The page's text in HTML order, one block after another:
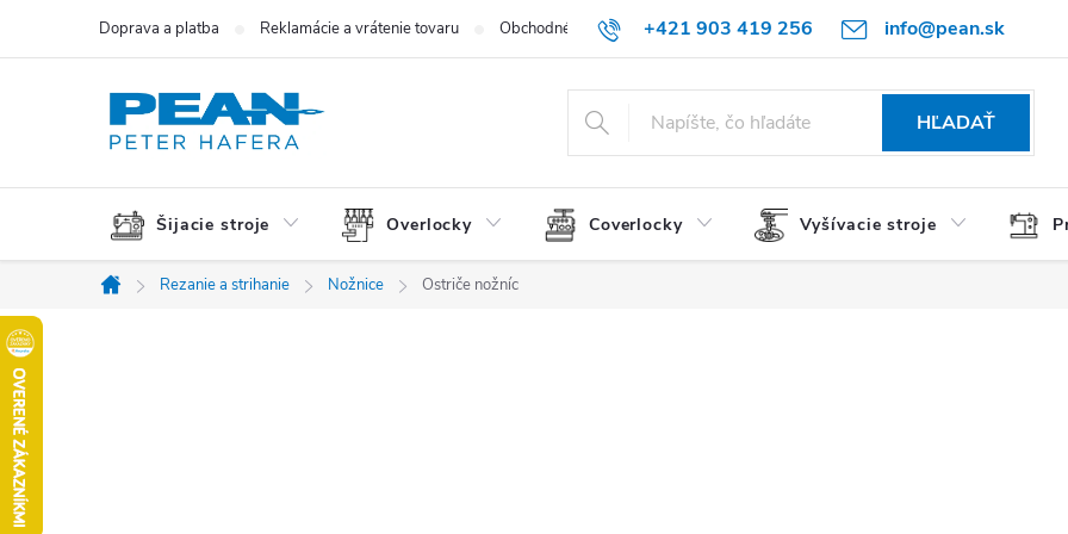
+421 903 419 256 info@pean.sk
Doprava a platba Reklamácie a vrátenie tovaru Obchodné podmienky Podmienky ochrany osobných údajov O nás
HĽADAŤ
Šijacie stroje Overlocky Coverlocky Vyšívacie stroje
Domov
Rezanie a strihanie Nožnice Ostriče nožníc